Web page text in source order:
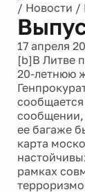
/ Новости /
17 апреля
[b]В Литве
20-летнюю
сообщении,
ее багаже
карта
рамках